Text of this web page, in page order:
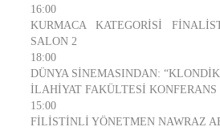
16:00
KURMACA KATEGORİSİ
SALON 2
18:00
DÜNYA SİNEMASINDAN:
İLAHİYAT FAKÜLTESİ KONFERANS
15:00
FİLİSTİNLİ YÖNETMEN NAWRAZ